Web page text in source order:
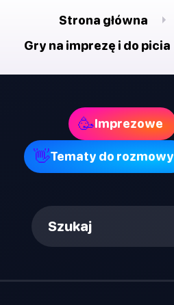
Strona główna
Gry na imprezę i do picia
🥳Imprezowe
👋Tematy do rozmowy
Szukaj